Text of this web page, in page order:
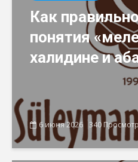
Как
понятия
халидине и
6 июня 2026 340